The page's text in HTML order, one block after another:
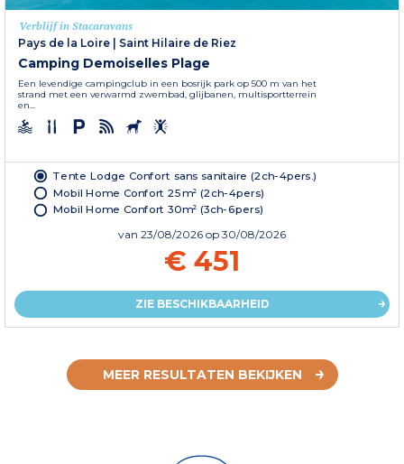
Verblijf in Stacaravans
Pays de la Loire | Saint Hilaire de Riez
Camping Demoiselles Plage
Een levendige campingclub in een bosrijk park op 500 m van het
strand met een verwarmd zwembad, glijbanen, multisportterrein
en...
Tente Lodge Confort sans sanitaire (2ch-4pers.)
Mobil Home Confort 25m² (2ch-4pers)
Mobil Home Confort 30m² (3ch-6pers)
van 23/08/2026 op 30/08/2026
€ 451
ZIE BESCHIKBAARHEID
MEER RESULTATEN BEKIJKEN